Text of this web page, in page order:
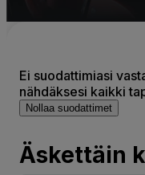
Ei suodattimiasi
nähdäksesi kaikki
Nollaa suodattimet
Äskettäin